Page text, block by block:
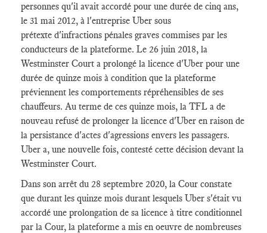
personnes qu'il avait accordé pour une durée de cinq ans,
le 31 mai 2012, à l'entreprise Uber sous
prétexte d'infractions pénales graves commises par les
conducteurs de la plateforme. Le 26 juin 2018, la
Westminster Court a prolongé la licence d'Uber pour une
durée de quinze mois à condition que la plateforme
préviennent les comportements répréhensibles de ses
chauffeurs. Au terme de ces quinze mois, la TFL a de
nouveau refusé de prolonger la licence d'Uber en raison de
la persistance d'actes d'agressions envers les passagers.
Uber a, une nouvelle fois, contesté cette décision devant la
Westminster Court.
Dans son arrêt du 28 septembre 2020, la Cour constate
que durant les quinze mois durant lesquels Uber s'était vu
accordé une prolongation de sa licence à titre conditionnel
par la Cour, la plateforme a mis en oeuvre de nombreuses